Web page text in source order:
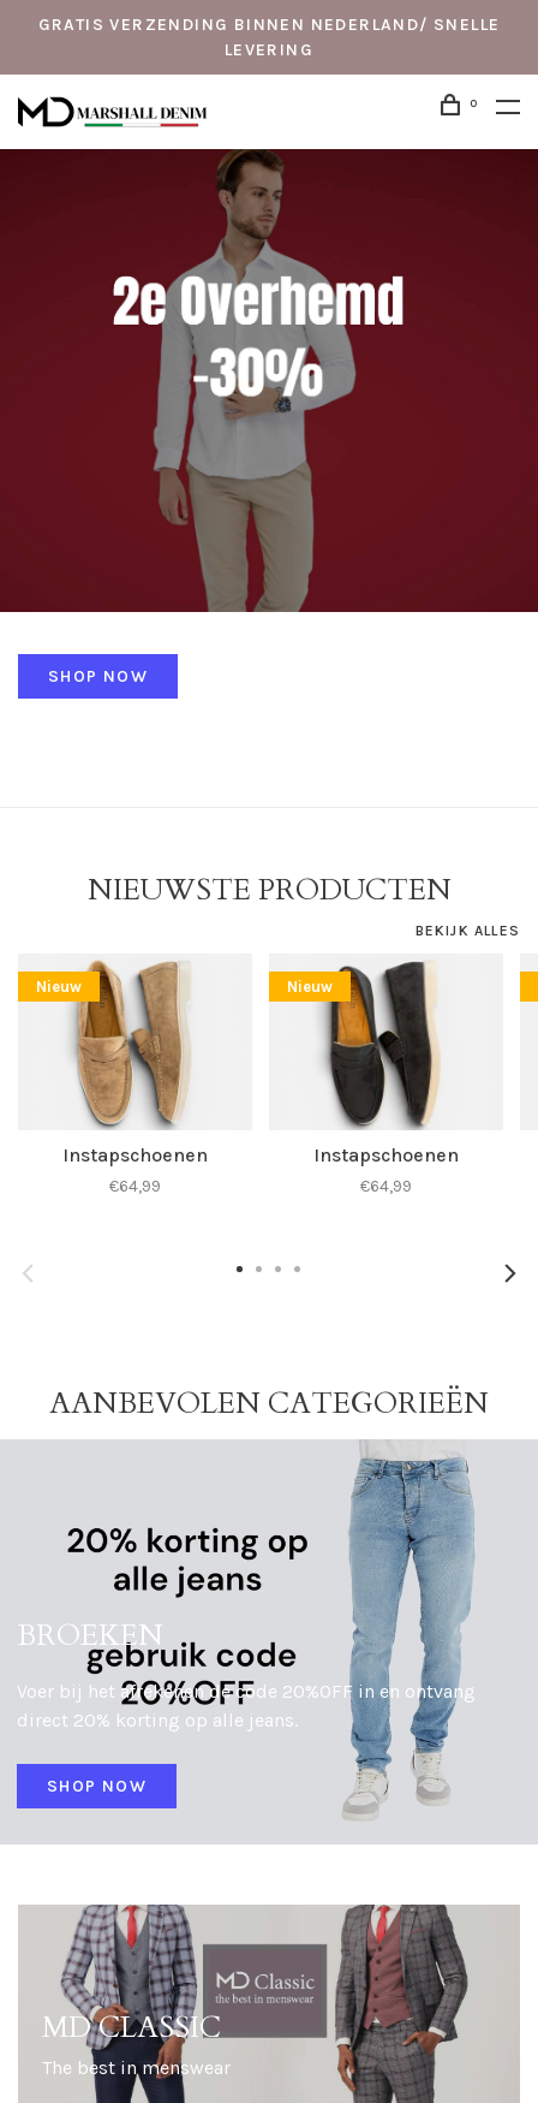
GRATIS VERZENDING BINNEN NEDERLAND/ SNELLE
LEVERING
0
SHOP NOW
NIEUWSTE PRODUCTEN
BEKIJK ALLES
Nieuw
Instapschoenen
€64,99
Nieuw
Instapschoenen
€64,99
AANBEVOLEN CATEGORIEËN
BROEKEN
Voer bij het afrekenen de code 20%OFF in en ontvang
direct 20% korting op alle jeans.
SHOP NOW
MD CLASSIC
The best in menswear